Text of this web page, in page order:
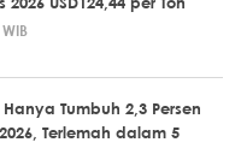
Tumbuh 2,3 Persen
Terlemah dalam 5